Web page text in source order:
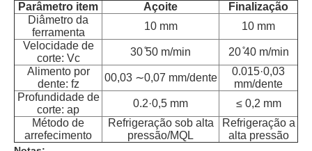
Parâmetro item Açoite
Finalização
Diâmetro da
ferramenta
10 mm
10 mm
Velocidade de
corte: Vc
30 ̊50 m/min
20 ̊40 m/min
Alimento por
dente: fz
00,03 ∼0,07 mm/dente
0.015·0,03
mm/dente
Profundidade de
corte: ap
0.2·0,5 mm
≤ 0,2 mm
Método de
arrefecimento
Refrigeração sob alta
pressão/MQL
Refrigeração a
alta pressão